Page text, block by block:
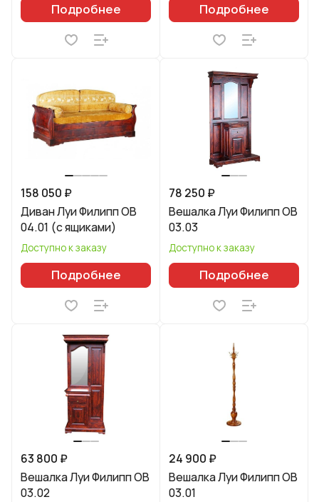
Подробнее Подробнее
158 050 ₽
Диван Луи Филипп ОВ
04.01 (с ящиками)
Доступно к заказу
Подробнее
78 250 ₽
Вешалка Луи Филипп ОВ
03.03
Доступно к заказу
Подробнее
63 800 ₽
Вешалка Луи Филипп ОВ
03.02
24 900 ₽
Вешалка Луи Филипп ОВ
03.01